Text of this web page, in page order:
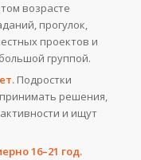
возрасте
прогулок,
проектов и
группой.
Подростки
решения,
и ищут
16–21 год.